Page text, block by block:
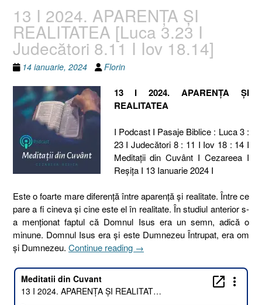
13 I 2024. APARENȚA ȘI
REALITATEA [Luca 3.23 I
Judecători 8.11 I Iov 18.14]
14 ianuarie, 2024 Florin
13 I 2024. APARENȚA ȘI
REALITATEA
I Podcast I Pasaje Biblice : Luca 3 :
23 I Judecători 8 : 11 I Iov 18 : 14 I
Meditaţii din Cuvânt I Cezareea I
Reşiţa I 13 Ianuarie 2024 I
Este o foarte mare diferență între aparență și realitate. Între ce
pare a fi cineva și cine este el în realitate. În studiul anterior s-
a menționat faptul că Domnul Isus era un semn, adică o
minune. Domnul Isus era și este Dumnezeu Întrupat, era om
și Dumnezeu. Continue reading „13
2024.
APARENȚA
ȘI
→